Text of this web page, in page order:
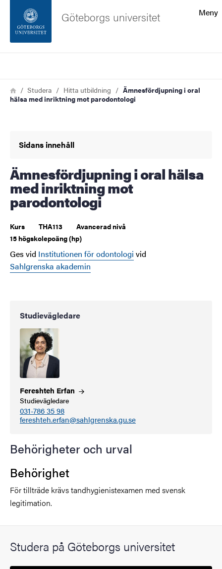
Sidfoten
Om webbplatsen
Meny
Göteborgs universitet
Länkstig
HemStudera Hitta utbildning
Ämnesfördjupning i oral
hälsa med inriktning mot parodontologi
Sidans innehåll
Ämnesfördjupning i oral hälsa
med inriktning mot
parodontologi
Kurs THA113
Avancerad nivå
15 högskolepoäng (hp)
Ges vid Institutionen för odontologi vid
Sahlgrenska akademin
Studievägledare
Fereshteh Erfan
Studievägledare
031-786 35 98
fereshteh.erfan@sahlgrenska.gu.se
Behörigheter och urval
Behörighet
För tillträde krävs tandhygienistexamen med svensk
legitimation.
Studera på Göteborgs universitet